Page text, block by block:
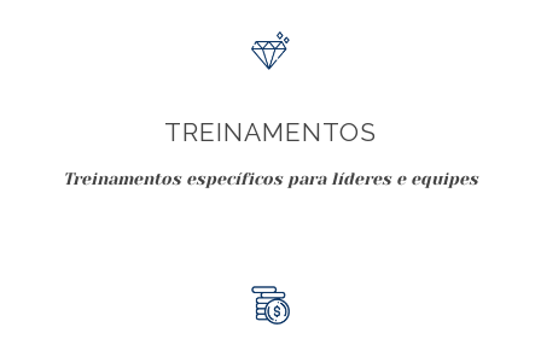
TREINAMENTOS
Treinamentos específicos para líderes e equipes